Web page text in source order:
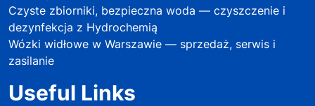
Czyste zbiorniki, bezpieczna woda — czyszczenie i
dezynfekcja z Hydrochemią
Wózki widłowe w Warszawie — sprzedaż, serwis i
zasilanie
Useful Links